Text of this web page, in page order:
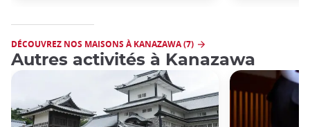
DÉCOUVREZ NOS MAISONS À KANAZAWA (7)
Autres activités à Kanazawa